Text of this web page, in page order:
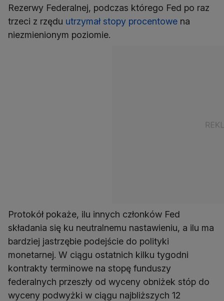
Rezerwy Federalnej, podczas którego Fed po raz
trzeci z rzędu utrzymał stopy procentowe na
niezmienionym poziomie.
Protokół pokaże, ilu innych członków Fed
składania się ku neutralnemu nastawieniu, a ilu ma
bardziej jastrzębie podejście do polityki
monetarnej. W ciągu ostatnich kilku tygodni
kontrakty terminowe na stopę funduszy
federalnych przeszły od wyceny obniżek stóp do
wyceny podwyżki w ciągu najbliższych 12